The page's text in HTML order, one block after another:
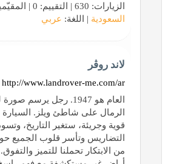
الزيارات: 630 | التقييم: 0 | المقيّمين: 0 | الدولة:
السعودية | اللغة: عربي
لاند روڨر
http://www.landrover-me.com/ar
العام هو 1947. رجل يرسم
الرمال على شاطئ ويلز. السيارة
قوية وجريئة، ستغير التاريخ،
التضاريس وتأسر قلوب الجميع
من الابتكار تحملنا للتميز